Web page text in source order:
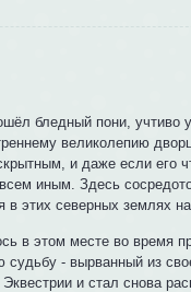
бледный пони,
великолепию
и даже если его
иным. Здесь
в этих северных землях
в этом месте во время
- вырванный из
и стал снова